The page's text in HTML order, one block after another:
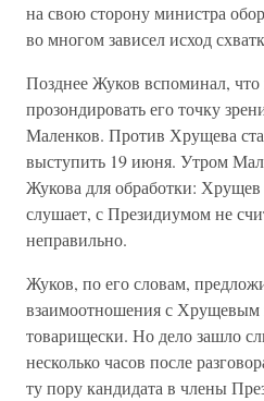
на свою сторону министра
во многом зависел исход
Позднее Жуков вспоминал,
прозондировать его точку
Маленков. Против Хрущева
выступить 19 июня. Утром
Жукова для обработки:
слушает, с Президиумом не
неправильно.
Жуков, по его словам,
взаимоотношения с
товарищески. Но дело зашло
несколько часов после
ту пору кандидата в члены